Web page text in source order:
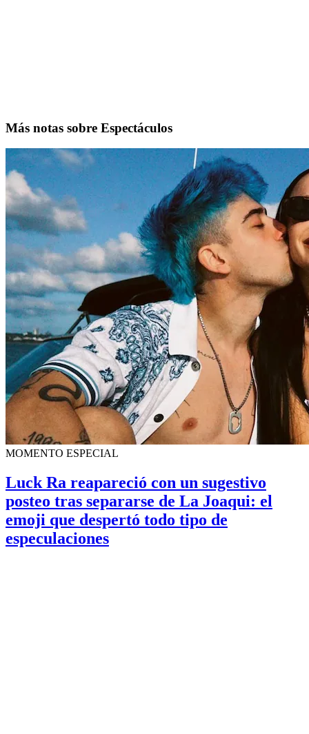
Más notas sobre Espectáculos
MOMENTO ESPECIAL
Luck Ra reapareció con un sugestivo
posteo tras separarse de La Joaqui: el
emoji que despertó todo tipo de
especulaciones